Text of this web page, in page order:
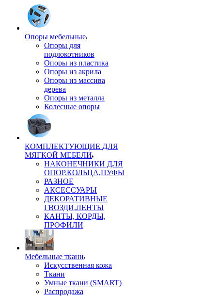
Опоры мебельные
Опоры для
подлокотников
Опоры из пластика
Опоры из акрила
Опоры из массива
дерева
Опоры из металла
Колесные опоры
КОМПЛЕКТУЮЩИЕ ДЛЯ
МЯГКОЙ МЕБЕЛИ
НАКОНЕЧНИКИ ДЛЯ
ОПОР,КОЛЬЦА,ПУФЫ
РАЗНОЕ
АКСЕССУАРЫ
ДЕКОРАТИВНЫЕ
ГВОЗДИ,ЛЕНТЫ
КАНТЫ, КОРДЫ,
ПРОФИЛИ
Мебельные ткани
Искусственная кожа
Ткани
Умные ткани (SMART)
Распродажа